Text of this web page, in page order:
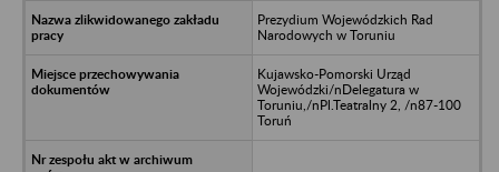
Prezydium Wojewódzkich Rad
Narodowych w Toruniu
Kujawsko-Pomorski Urząd
Wojewódzki/nDelegatura w
Toruniu,/nPl.Teatralny 2, /n87-100
Toruń